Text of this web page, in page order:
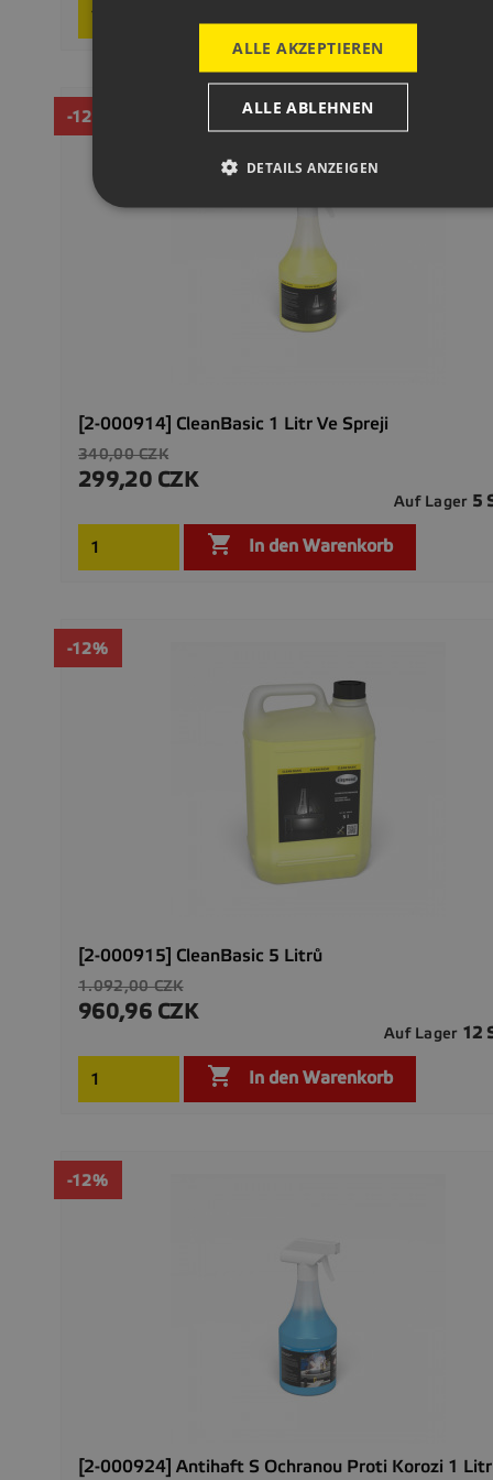
[2-000914] CleanBasic 1 Litr Ve Spreji
Verkaufspreis
340,00 CZK
-12%
Preis
299,20 CZK
Auf Lager 5
 In den Warenkorb
[2-000915] CleanBasic 5 Litrů
Verkaufspreis
1.092,00 CZK
-12%
Preis
960,96 CZK
Auf Lager 12
 In den Warenkorb
[2-000924] Antihaft S Ochranou Proti Korozi 1
-12%
ALLE AKZEPTIEREN
ALLE ABLEHNEN
DETAILS ANZEIGEN